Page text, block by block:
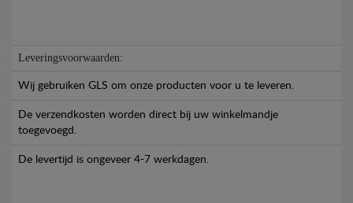
Leveringsvoorwaarden:
Wij gebruiken GLS om onze producten voor u te leveren.
De verzendkosten worden direct bij uw winkelmandje
toegevoegd.
De levertijd is ongeveer 4-7 werkdagen.